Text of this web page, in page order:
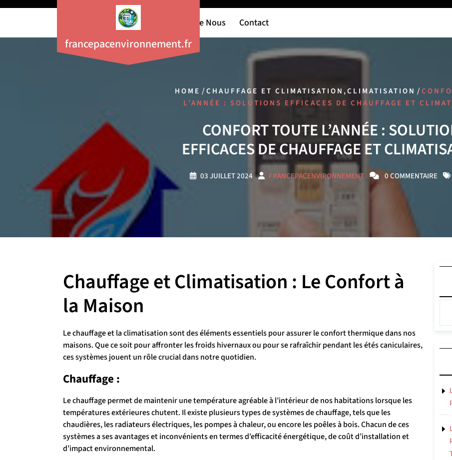
Aller
francepacenvironnement.fr
À Propos De Nous Contact
HOME /CHAUFFAGE ET CLIMATISATION ,CLIMATISATION /
L’ANNÉE : SOLUTIONS EFFICACES DE CHAUFFAGE ET
CONFORT TOUTE L’ANNÉE :
EFFICACES DE CHAUFFAGE ET
03 JUILLET 2024 FRANCEPACENVIRONNEMENT 0 COMMENTAIRE
Chauffage et Climatisation : Le Confort à
la Maison
Le chauffage et la climatisation sont des éléments essentiels pour assurer le confort thermique dans nos
maisons. Que ce soit pour affronter les froids hivernaux ou pour se rafraîchir pendant les étés caniculaires,
ces systèmes jouent un rôle crucial dans notre quotidien.
Chauffage :
Le chauffage permet de maintenir une température agréable à l’intérieur de nos habitations lorsque les
températures extérieures chutent. Il existe plusieurs types de systèmes de chauffage, tels que les
chaudières, les radiateurs électriques, les pompes à chaleur, ou encore les poêles à bois. Chacun de ces
systèmes a ses avantages et inconvénients en termes d’efficacité énergétique, de coût d’installation et
d’impact environnemental.